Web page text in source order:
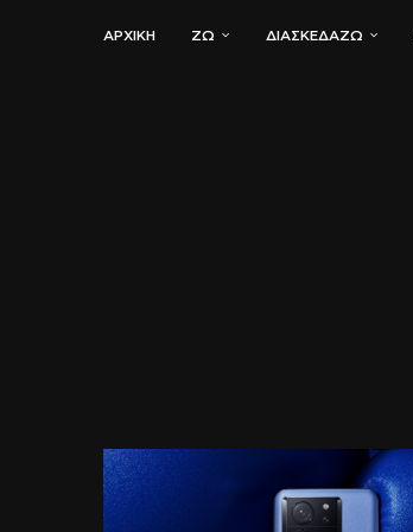
ΑΡΧΙΚΗ ΖΏ ΔΙΑΣΚΕΔΆΖΩ